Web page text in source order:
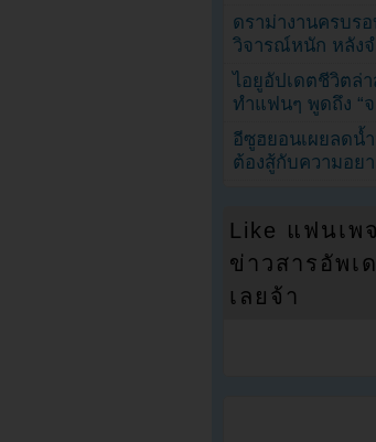
ดราม่างานครบร
วิจารณ์หนัก หลัง
ไอยูอัปเดตชีวิตล่
ทำแฟนๆ พูดถึง “จ
อีซูฮยอนเผยลดน้
ต้องสู้กับความอย
Like แฟนเพ
ข่าวสารอัพเ
เลยจ้า